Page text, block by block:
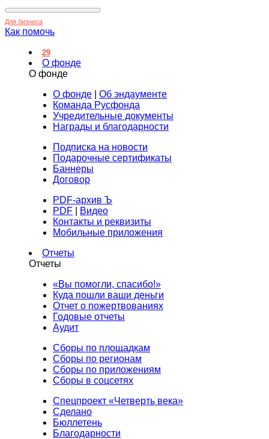
Для бизнеса
Как помочь
29
О фонде
О фонде
О фонде
Об эндаументе
Команда Русфонда
Учредительные документы
Награды и благодарности
Подписка на новости
Подарочные сертификаты
Баннеры
Договор
PDF-архив Ъ
PDF
Видео
Контакты и реквизиты
Мобильные приложения
Отчеты
Отчеты
«Вы помогли, спасибо!»
Куда пошли ваши деньги
Отчет о пожертвованиях
Годовые отчеты
Аудит
Сборы по площадкам
Сборы по регионам
Сборы по приложениям
Сборы в соцсетях
Спецпроект «Четверть века»
Сделано
Бюллетень
Благодарности